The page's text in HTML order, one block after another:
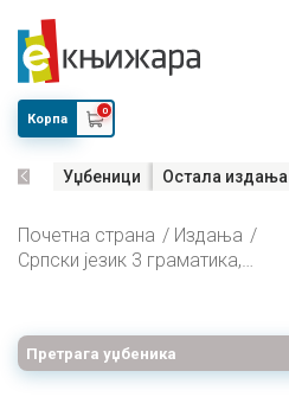
Корпа
0
Уџбеници Остала издања
Почетна страна
Издања
Српски језик 3 граматика, дигитални уџбеник – годишња претплата
Претрага уџбеника